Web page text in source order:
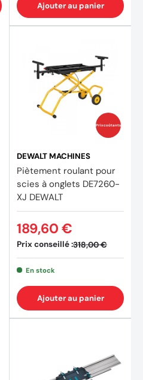
Ajouter au panier
Prix coûtants
DEWALT MACHINES
Piètement roulant pour
scies à onglets DE7260-
XJ DEWALT
Prix conseillé :318,00 €
189,60 €
En stock
Ajouter au panier